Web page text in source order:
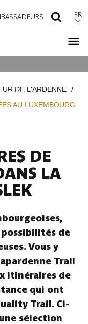
FR
DE L'ARDENNE
AU LUXEMBOURG
DE
LA
de
Vous y
Trail
itinéraires de
qui ont
Trail. Ci-
sélection